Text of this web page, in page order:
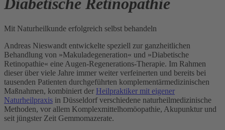
Diabetische Retinopathie
Mit Naturheilkunde erfolgreich selbst behandeln
Andreas Nieswandt entwickelte speziell zur ganzheitlichen
Behandlung von »Makuladegeneration« und »Diabetische
Retinopathie« eine Augen-Regenerations-Therapie. Im Rahmen
dieser über viele Jahre immer weiter verfeinerten und bereits bei
tausenden Patienten durchgeführten komplementärmedizinischen
Maßnahmen, kombiniert der Heilpraktiker mit eigener
Naturheilpraxis in Düsseldorf verschiedene naturheilmedizinische
Methoden, vor allem Komplexmittelhomöopathie, Akupunktur und
seit jüngster Zeit Gemmomazerate.